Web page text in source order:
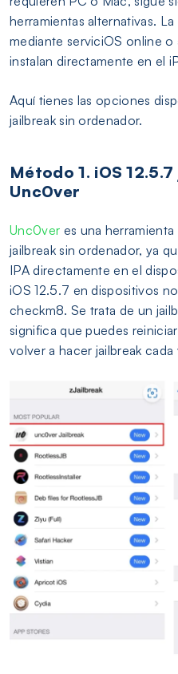
herramientas alternativas.
mediante serviciOS online o
instalan directamente en el
Aquí tienes las opciones
jailbreak sin ordenador.
Método 1. iOS
Unc0ver
Unc0ver es una
jailbreak sin ordenador, ya
IPA directamente en el
iOS 12.5.7 en dispositivos
checkm8. Se trata de un
significa que puedes
volver a hacer jailbreak cada